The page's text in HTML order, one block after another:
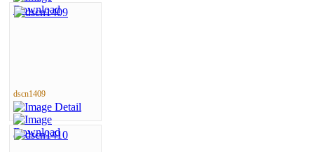
dscn1409